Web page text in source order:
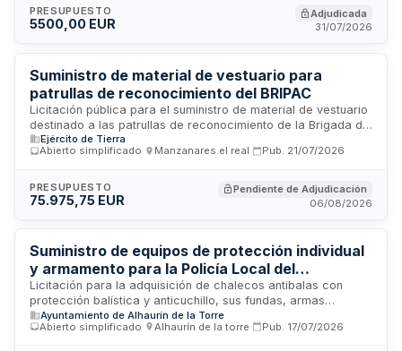
serán fabricadas en teixit blanc con impresión en cuatro
tintas, troqueladas, plegadas y engomadas, incluida la
empaquetat en caixes para su distribución.
PRESUPUESTO
5500,00 EUR
Adjudicada
31/07/2026
Suministro de material de vestuario para
patrullas de reconocimiento del BRIPAC
Licitación pública para el suministro de material de vestuario
destinado a las patrullas de reconocimiento de la Brigada de
Patrullas de Reconocimiento (BRIPAC). El contrato comprende
la provisión de prendas y equipamiento textil especializado
reconocimiento. La adjudicación se realiza mediante
procedimiento abierto considerando exclusivamente el
Ejército de Tierra
Abierto simplificado
Manzanares el real Pub. 21/07/2026
PRESUPUESTO
75.975,75 EUR
Pendiente de Adjudicación
06/08/2026
Suministro de equipos de protección individual
y armamento para la Policía Local del
Ayuntamiento de Alhaurín de la Torre
Licitación para la adquisición de chalecos antibalas con
protección balística y anticuchillo, sus fundas, armas
reglamentarias de dotación policial, cargadores y fundas
destinados a los agentes de la Policía Local del
Ayuntamiento de Alhaurín de la Torre
Abierto simplificado
Alhaurín de la torre Pub. 17/07/2026